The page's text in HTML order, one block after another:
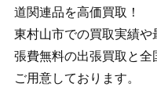
道関連品を高価買取！
東村山市での買取実績や
張費無料の出張買取と
ご用意しております。